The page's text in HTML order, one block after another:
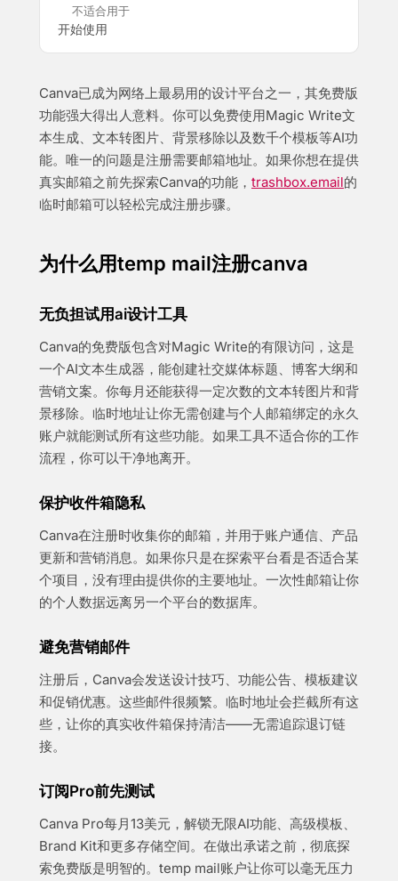
不适合用于
开始使用
Canva已成为网络上最易用的设计平台之一，其免费版
功能强大得出人意料。你可以免费使用Magic Write文
本生成、文本转图片、背景移除以及数千个模板等AI功
能。唯一的问题是注册需要邮箱地址。如果你想在提供
真实邮箱之前先探索Canva的功能， trashbox.email的
临时邮箱可以轻松完成注册步骤。
为什么用temp mail注册canva
无负担试用ai设计工具
Canva的免费版包含对Magic Write的有限访问，这是
一个AI文本生成器，能创建社交媒体标题、博客大纲和
营销文案。你每月还能获得一定次数的文本转图片和背
景移除。临时地址让你无需创建与个人邮箱绑定的永久
账户就能测试所有这些功能。如果工具不适合你的工作
流程，你可以干净地离开。
保护收件箱隐私
Canva在注册时收集你的邮箱，并用于账户通信、产品
更新和营销消息。如果你只是在探索平台看是否适合某
个项目，没有理由提供你的主要地址。一次性邮箱让你
的个人数据远离另一个平台的数据库。
避免营销邮件
注册后，Canva会发送设计技巧、功能公告、模板建议
和促销优惠。这些邮件很频繁。临时地址会拦截所有这
些，让你的真实收件箱保持清洁——无需追踪退订链
接。
订阅Pro前先测试
Canva Pro每月13美元，解锁无限AI功能、高级模板、
Brand Kit和更多存储空间。在做出承诺之前，彻底探
索免费版是明智的。temp mail账户让你可以毫无压力